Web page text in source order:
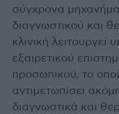
σύγχρονα
διαγνωστικού και
κλινική λειτουργεί
εξαιρετικού
προσωπικού, το
αντιμετωπίσει
διαγνωστικά και